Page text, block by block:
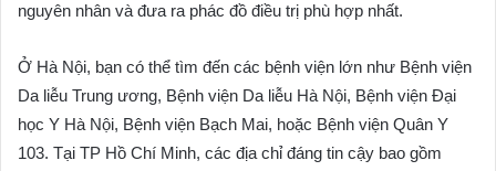
nguyên nhân và đưa ra phác đồ điều trị phù hợp nhất.
Ở Hà Nội, bạn có thể tìm đến các bệnh viện lớn như Bệnh viện
Da liễu Trung ương, Bệnh viện Da liễu Hà Nội, Bệnh viện Đại
học Y Hà Nội, Bệnh viện Bạch Mai, hoặc Bệnh viện Quân Y
103. Tại TP Hồ Chí Minh, các địa chỉ đáng tin cậy bao gồm